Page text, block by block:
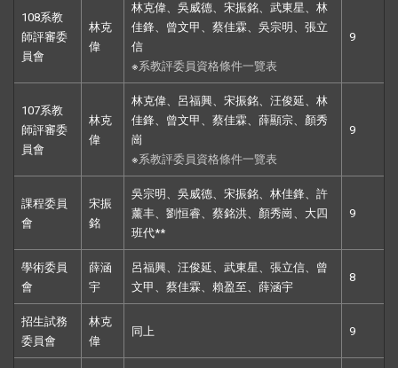
108系教
師評審委
員會
林克
偉
林克偉、吳威德、宋振銘、武東星、林
佳鋒、曾文甲、蔡佳霖、吳宗明、張立
信
※系教評委員資格條件一覽表
9
107系教
師評審委
員會
林克
偉
林克偉、呂福興、宋振銘、汪俊延、林
佳鋒、曾文甲、蔡佳霖、薛顯宗、顏秀
崗
※系教評委員資格條件一覽表
9
課程委員
會
宋振
銘
吳宗明、吳威德、宋振銘、林佳鋒、許
薰丰、劉恒睿、蔡銘洪、顏秀崗、大四
班代**
9
學術委員
會
薛涵
宇
呂福興、汪俊延、武東星、張立信、曾
文甲、蔡佳霖、賴盈至、薛涵宇
8
招生試務
委員會
林克
偉
同上 9